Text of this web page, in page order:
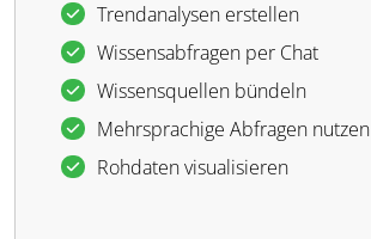
Trendanalysen erstellen
Wissensabfragen per Chat
Wissensquellen bündeln
Mehrsprachige Abfragen nutzen
Rohdaten visualisieren